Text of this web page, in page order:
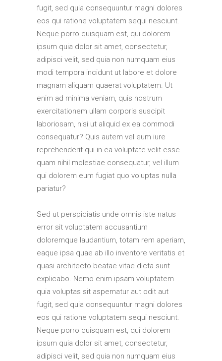
fugit, sed quia consequuntur magni dolores
eos qui ratione voluptatem sequi nesciunt.
Neque porro quisquam est, qui dolorem
ipsum quia dolor sit amet, consectetur,
adipisci velit, sed quia non numquam eius
modi tempora incidunt ut labore et dolore
magnam aliquam quaerat voluptatem. Ut
enim ad minima veniam, quis nostrum
exercitationem ullam corporis suscipit
laboriosam, nisi ut aliquid ex ea commodi
consequatur? Quis autem vel eum iure
reprehenderit qui in ea voluptate velit esse
quam nihil molestiae consequatur, vel illum
qui dolorem eum fugiat quo voluptas nulla
pariatur?
Sed ut perspiciatis unde omnis iste natus
error sit voluptatem accusantium
doloremque laudantium, totam rem aperiam,
eaque ipsa quae ab illo inventore veritatis et
quasi architecto beatae vitae dicta sunt
explicabo. Nemo enim ipsam voluptatem
quia voluptas sit aspernatur aut odit aut
fugit, sed quia consequuntur magni dolores
eos qui ratione voluptatem sequi nesciunt.
Neque porro quisquam est, qui dolorem
ipsum quia dolor sit amet, consectetur,
adipisci velit, sed quia non numquam eius